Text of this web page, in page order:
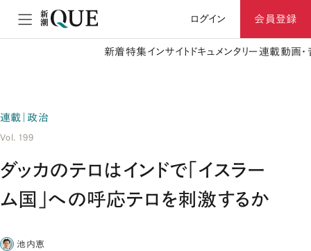
ログイン 会員登録
新着特集 インサイト ドキュメンタリー 連載動画
連載｜政治
Vol. 199
ダッカのテロはインドで「イスラー
ム国」への呼応テロを刺激するか
池内恵